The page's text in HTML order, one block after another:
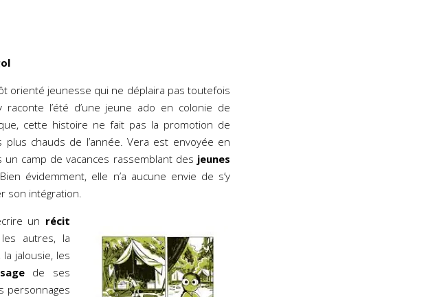
orienté jeunesse qui ne déplaira pas toutefois
raconte l’été d’une jeune ado en colonie de
cette histoire ne fait pas la promotion de
plus chauds de l’année. Vera est envoyée en
camp de vacances rassemblant des jeunes
évidemment, elle n’a aucune envie de s’y
son intégration.
un récit
autres, la
jalousie, les
de ses
personnages